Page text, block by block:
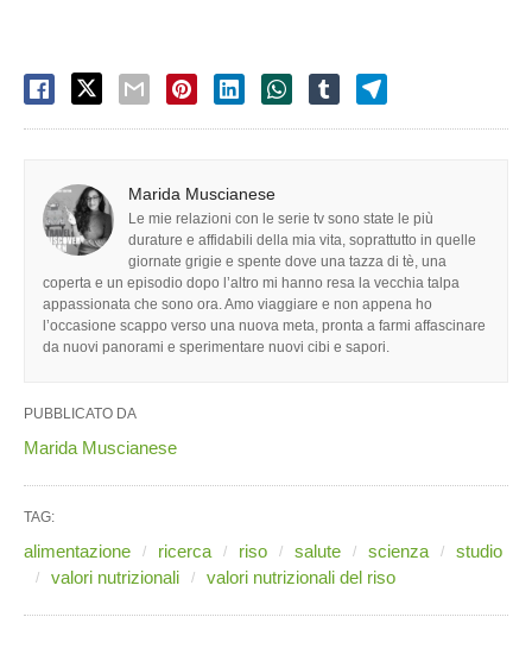
Marida Muscianese
Le mie relazioni con le serie tv sono state le più
durature e affidabili della mia vita, soprattutto in quelle
giornate grigie e spente dove una tazza di tè, una
coperta e un episodio dopo l’altro mi hanno resa la vecchia talpa
appassionata che sono ora. Amo viaggiare e non appena ho
l’occasione scappo verso una nuova meta, pronta a farmi affascinare
da nuovi panorami e sperimentare nuovi cibi e sapori.
PUBBLICATO DA
Marida Muscianese
TAG:
alimentazione ricerca riso salute scienza
studio
valori nutrizionali
valori nutrizionali del riso